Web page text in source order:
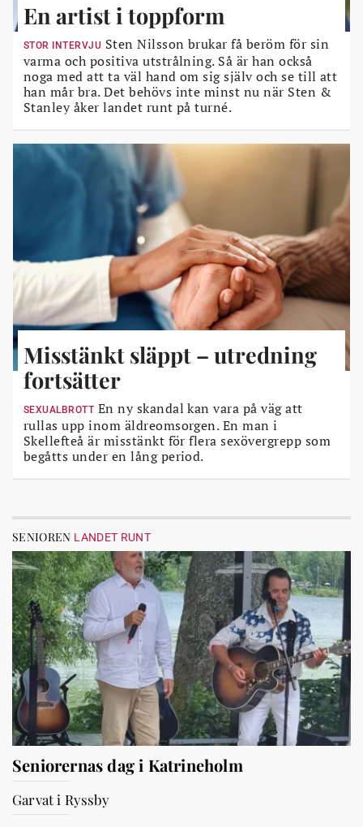
En artist i toppform
STOR INTERVJU Sten Nilsson brukar få beröm för sin
varma och positiva utstrålning. Så är han också
noga med att ta väl hand om sig själv och se till att
han mår bra. Det behövs inte minst nu när Sten &
Stanley åker landet runt på turné.
Misstänkt släppt – utredning
fortsätter
SEXUALBROTT En ny skandal kan vara på väg att
rullas upp inom äldreomsorgen. En man i
Skellefteå är misstänkt för flera sexövergrepp som
begåtts under en lång period.
SENIOREN LANDET RUNT
Seniorernas dag i Katrineholm
Garvat i Ryssby